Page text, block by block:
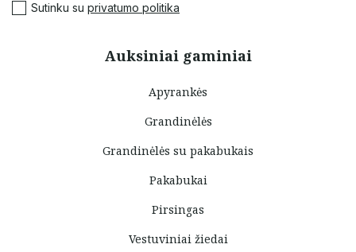
Auksiniai gaminiai
Apyrankės
Grandinėlės
Grandinėlės su pakabukais
Pakabukai
Pirsingas
Vestuviniai žiedai
Sutinku su privatumo politika